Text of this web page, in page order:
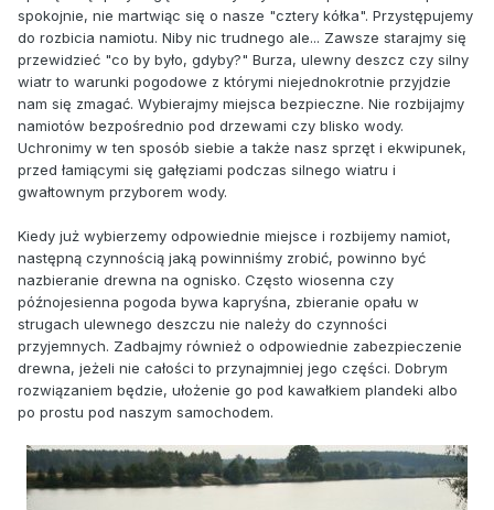
spokojnie, nie martwiąc się o nasze "cztery kółka". Przystępujemy
do rozbicia namiotu. Niby nic trudnego ale... Zawsze starajmy się
przewidzieć "co by było, gdyby?" Burza, ulewny deszcz czy silny
wiatr to warunki pogodowe z którymi niejednokrotnie przyjdzie
nam się zmagać. Wybierajmy miejsca bezpieczne. Nie rozbijajmy
namiotów bezpośrednio pod drzewami czy blisko wody.
Uchronimy w ten sposób siebie a także nasz sprzęt i ekwipunek,
przed łamiącymi się gałęziami podczas silnego wiatru i
gwałtownym przyborem wody.
Kiedy już wybierzemy odpowiednie miejsce i rozbijemy namiot,
następną czynnością jaką powinniśmy zrobić, powinno być
nazbieranie drewna na ognisko. Często wiosenna czy
późnojesienna pogoda bywa kapryśna, zbieranie opału w
strugach ulewnego deszczu nie należy do czynności
przyjemnych. Zadbajmy również o odpowiednie zabezpieczenie
drewna, jeżeli nie całości to przynajmniej jego części. Dobrym
rozwiązaniem będzie, ułożenie go pod kawałkiem plandeki albo
po prostu pod naszym samochodem.